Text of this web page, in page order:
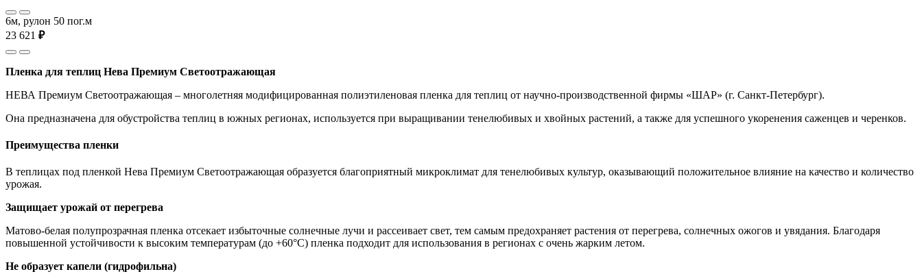
6м, рулон 50 пог.м
23 621 ₽
Пленка для теплиц Нева Премиум Светоотражающая
НЕВА Премиум Светоотражающая – многолетняя модифицированная полиэтиленовая пленка для теплиц от научно-производственной фирмы «ШАР» (г. Санкт-Петербург).
Она предназначена для обустройства теплиц в южных регионах, используется при выращивании тенелюбивых и хвойных растений, а также для успешного укоренения саженцев и черенков.
Преимущества пленки
В теплицах под пленкой Нева Премиум Светоотражающая образуется благоприятный микроклимат для тенелюбивых культур, оказывающий положительное влияние на качество и количество
урожая.
Защищает урожай от перегрева
Матово-белая полупрозрачная пленка отсекает избыточные солнечные лучи и рассеивает свет, тем самым предохраняет растения от перегрева, солнечных ожогов и увядания. Благодаря
повышенной устойчивости к высоким температурам (до +60°С) пленка подходит для использования в регионах с очень жарким летом.
Не образует капели (гидрофильна)